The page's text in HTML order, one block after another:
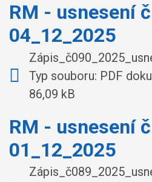
RM - usnesení
04_12_2025
Typ souboru: PDF
86,09 kB
RM - usnesení
01_12_2025